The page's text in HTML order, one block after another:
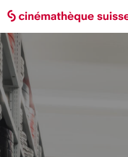
Conservare, restaurare,